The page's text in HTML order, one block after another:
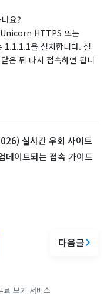
요?
HTTPS 또는
을 설치합니다. 설
은 뒤 다시 접속하면 됩니
실시간 우회 사이트
데이트되는 접속 가이드
다음글
료 보기 서비스